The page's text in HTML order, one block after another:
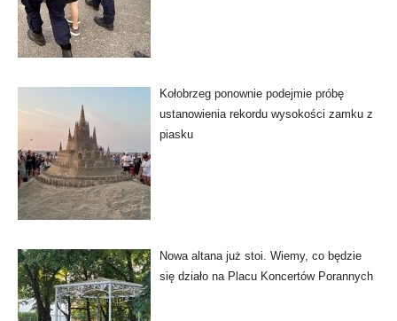
Kołobrzeg ponownie podejmie próbę
ustanowienia rekordu wysokości zamku z
piasku
Nowa altana już stoi. Wiemy, co będzie
się działo na Placu Koncertów Porannych